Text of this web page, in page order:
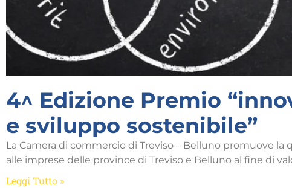
4^ Edizione Premio
e sviluppo sostenibile”
La Camera di commercio di Treviso – Belluno promuove
alle imprese delle province di Treviso e Belluno al fine di
Leggi Tutto »